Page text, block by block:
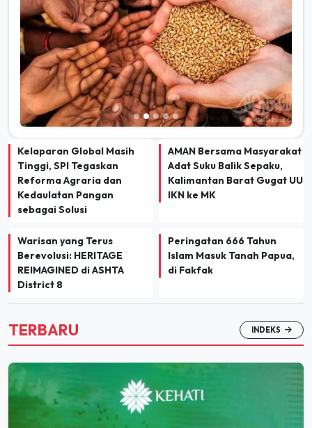
Kelaparan Global Masih
Tinggi, SPI Tegaskan
Reforma Agraria dan
Kedaulatan Pangan
sebagai Solusi
AMAN Bersama Masyarakat
Adat Suku Balik Sepaku,
Kalimantan Barat Gugat UU
IKN ke MK
Warisan yang Terus
REIMAGINED di ASHTA
District 8
di Fakfak
TERBARU INDEKS